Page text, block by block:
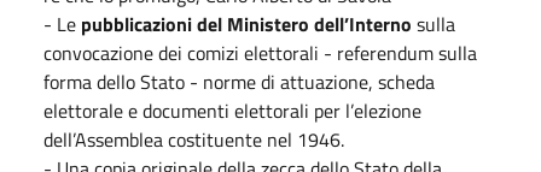
- Le pubblicazioni del Ministero dell’Interno sulla
convocazione dei comizi elettorali - referendum sulla
forma dello Stato - norme di attuazione, scheda
elettorale e documenti elettorali per l’elezione
dell’Assemblea costituente nel 1946.